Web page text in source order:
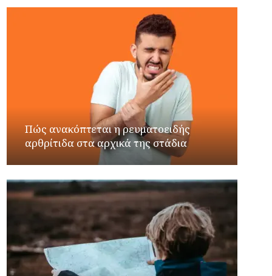
Πώς ανακόπτεται η ρευματοειδής
αρθρίτιδα στα αρχικά της στάδια